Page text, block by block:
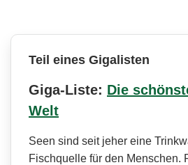
Teil eines Gigalisten
Giga-Liste: Die
Welt
Seen sind seit jeher eine
Fischquelle für den Menschen.